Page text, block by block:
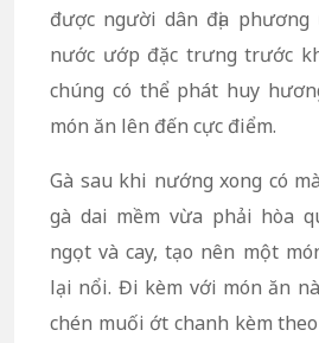
được người dân địa
nước ướp đặc trưng trước
chúng có thể phát huy
món ăn lên đến cực điểm.
Gà sau khi nướng xong có
gà dai mềm vừa phải hòa
ngọt và cay, tạo nên một
lại nổi. Đi kèm với món ăn
chén muối ớt chanh kèm